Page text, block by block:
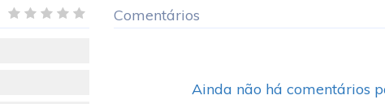
Comentários
Ainda não há comentários